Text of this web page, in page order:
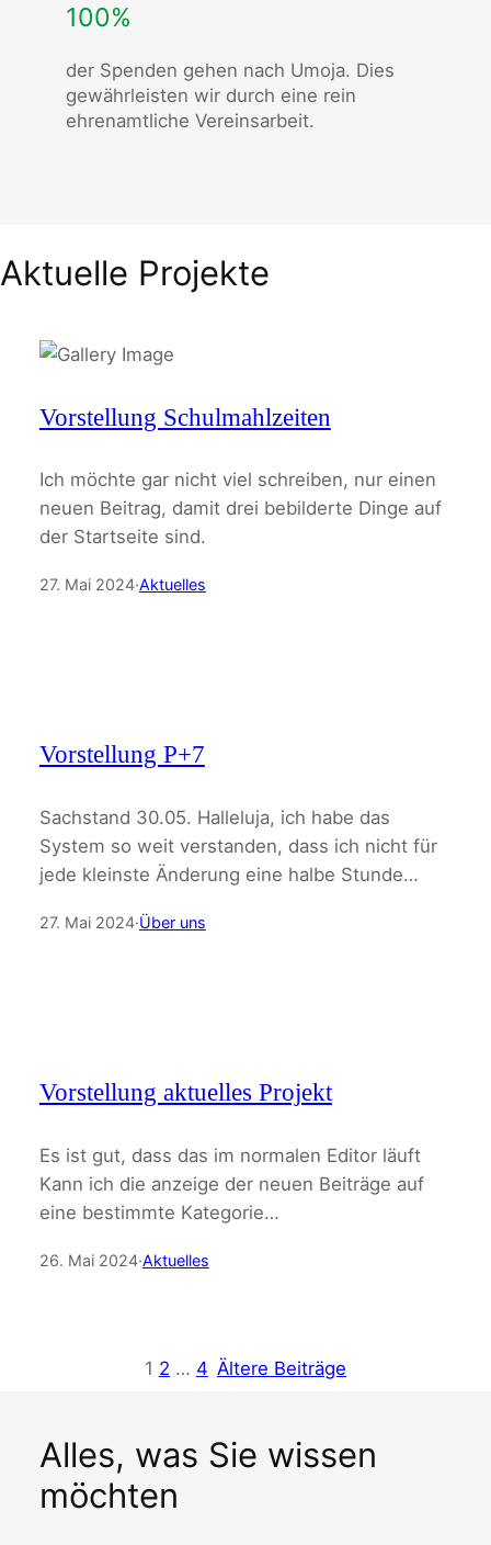
100%
der Spenden gehen nach Umoja. Dies
gewährleisten wir durch eine rein
ehrenamtliche Vereinsarbeit.
Aktuelle Projekte
Vorstellung Schulmahlzeiten
Ich möchte gar nicht viel schreiben, nur einen
neuen Beitrag, damit drei bebilderte Dinge auf
der Startseite sind.
27. Mai 2024·Aktuelles
Vorstellung P+7
Sachstand 30.05. Halleluja, ich habe das
System so weit verstanden, dass ich nicht für
jede kleinste Änderung eine halbe Stunde…
27. Mai 2024·Über uns
Vorstellung aktuelles Projekt
Es ist gut, dass das im normalen Editor läuft
Kann ich die anzeige der neuen Beiträge auf
eine bestimmte Kategorie…
26. Mai 2024·Aktuelles
1 2 … 4 Ältere Beiträge
Alles, was Sie wissen
möchten